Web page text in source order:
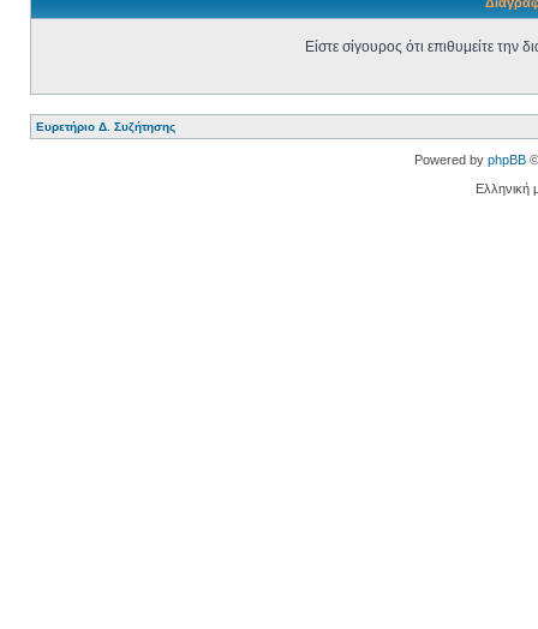
Είστε σίγουρος ότι επιθυμείτε
Ευρετήριο Δ. Συζήτησης
Powered by phpBB
Ελληνική